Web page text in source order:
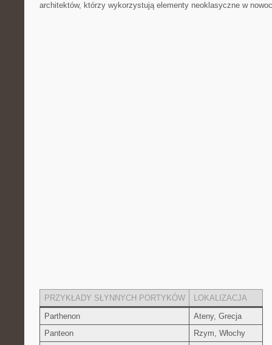
architektów, którzy wykorzystują elementy neoklasyczne w
PRZYKŁADY SŁYNNYCH PORTYKÓW
LOKALIZACJA
Parthenon
Ateny, Grecja
Panteon
Rzym, Włochy